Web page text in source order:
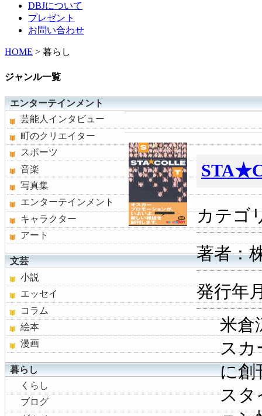
DBJについて
プレゼント
お問い合わせ
HOME > 暮らし
カテゴ
著者：
発行年
米倉
スカ
に創
スタ
ジャンル一覧
エンターテインメント
芸能人インタビュー
町のクリエイター
スポーツ
音楽
写真集
エンターテインメント
キャラクター
アート
文芸
小説
エッセイ
コラム
絵本
漫画
暮らし
くらし
ブログ